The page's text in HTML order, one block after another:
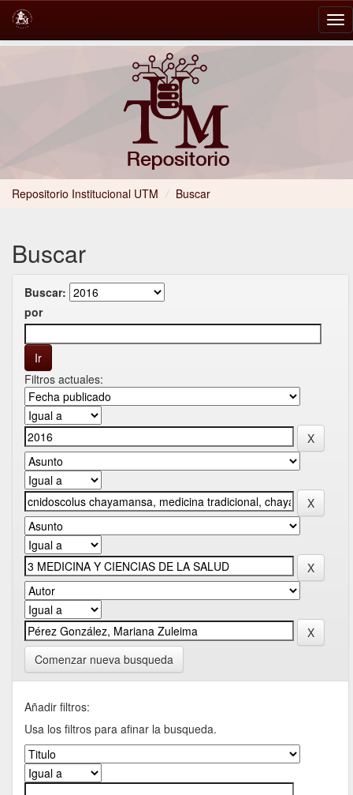
Repositorio Institucional UTM / Buscar
Buscar
Buscar:
por
Filtros actuales:
Comenzar nueva busqueda
Añadir filtros:
Usa los filtros para afinar la busqueda.